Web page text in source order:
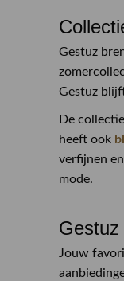
Gestuz
Gestuz
De
heeft ook
verfijnen
mode.
Gestuz
Jouw